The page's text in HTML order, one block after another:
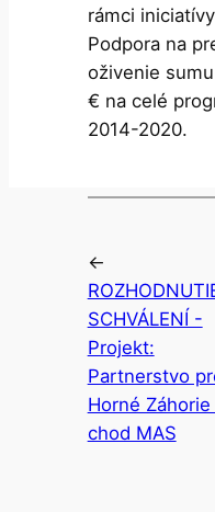
rámci
Podpora na
oživenie
€ na celé
2014-2020.
←
SCHVÁLENÍ -
Projekt:
Partnerstvo
Horné Záhorie
chod MAS